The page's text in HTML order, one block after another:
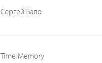
Сергей Бало
Time Memory